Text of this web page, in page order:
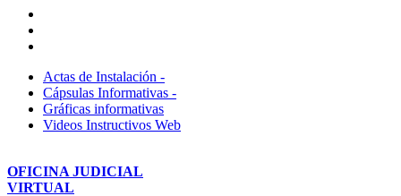
Actas de Instalación -
Cápsulas Informativas -
Gráficas informativas
Videos Instructivos Web
OFICINA JUDICIAL
VIRTUAL